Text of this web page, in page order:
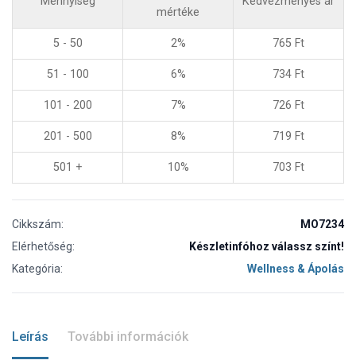
mértéke
5 - 50 2% 765 Ft
51 - 100 6% 734 Ft
101 - 200 7% 726 Ft
201 - 500 8% 719 Ft
501 + 10% 703 Ft
Cikkszám:
MO7234
Elérhetőség:
Készletinfóhoz válassz színt!
Kategória:
Wellness & Ápolás
Leírás További információk